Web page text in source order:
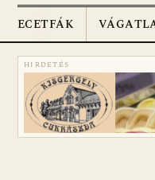
ECETFÁK
HIRDETÉS